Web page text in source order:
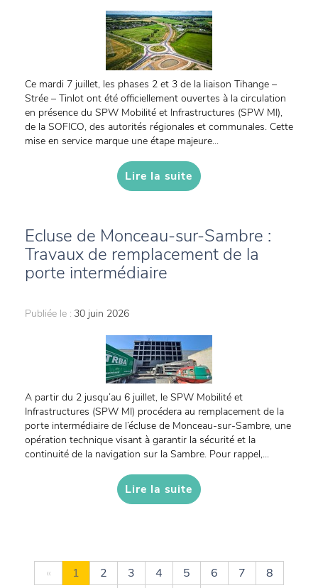
Ce mardi 7 juillet, les phases 2 et 3 de la liaison Tihange –
Strée – Tinlot ont été officiellement ouvertes à la circulation
en présence du SPW Mobilité et Infrastructures (SPW MI),
de la SOFICO, des autorités régionales et communales. Cette
mise en service marque une étape majeure...
Lire la suite
Ecluse de Monceau-sur-Sambre :
Travaux de remplacement de la
porte intermédiaire
Publiée le : 30 juin 2026
A partir du 2 jusqu’au 6 juillet, le SPW Mobilité et
Infrastructures (SPW MI) procédera au remplacement de la
porte intermédiaire de l’écluse de Monceau-sur-Sambre, une
opération technique visant à garantir la sécurité et la
continuité de la navigation sur la Sambre. Pour rappel,...
Lire la suite
« 1 2 3 4 5 6 7
8